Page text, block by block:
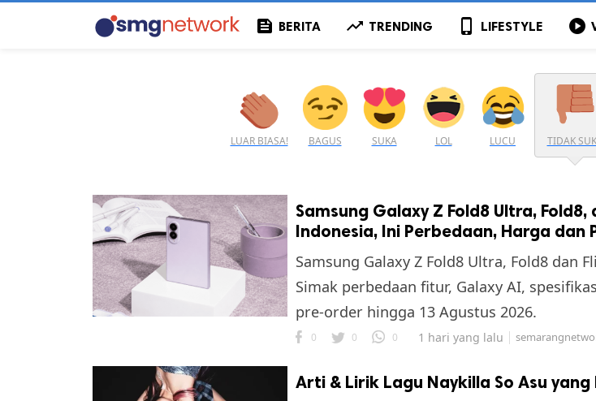
feed BERITA trending_up TRENDING phone_iphone LIFESTYLE play_circle
LUAR BIASA! BAGUS SUKA LOL LUCU TIDAK
Samsung Galaxy Z Fold8 Ultra, Fold8,
Indonesia, Ini Perbedaan, Harga dan
Samsung Galaxy Z Fold8 Ultra, Fold8 dan
Simak perbedaan fitur, Galaxy AI,
pre-order hingga 13 Agustus 2026.
0 0 0 1 hari yang lalu
Arti & Lirik Lagu Naykilla So Asu